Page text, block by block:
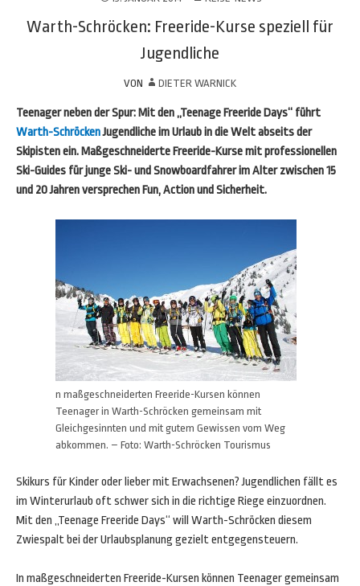
Warth-Schröcken: Freeride-Kurse speziell für
Jugendliche
VON DIETER WARNICK
Teenager neben der Spur: Mit den „Teenage Freeride Days“ führt
Warth-SchröckenJugendliche im Urlaub in die Welt abseits der
Skipisten ein. Maßgeschneiderte Freeride-Kurse mit professionellen
Ski-Guides für junge Ski- und Snowboardfahrer im Alter zwischen 15
und 20 Jahren versprechen Fun, Action und Sicherheit.
n maßgeschneiderten Freeride-Kursen können
Teenager in Warth-Schröcken gemeinsam mit
Gleichgesinnten und mit gutem Gewissen vom Weg
abkommen. – Foto: Warth-Schröcken Tourismus
Skikurs für Kinder oder lieber mit Erwachsenen? Jugendlichen fällt es
im Winterurlaub oft schwer sich in die richtige Riege einzuordnen.
Mit den „Teenage Freeride Days“ will Warth-Schröcken diesem
Zwiespalt bei der Urlaubsplanung gezielt entgegensteuern.
In maßgeschneiderten Freeride-Kursen können Teenager gemeinsam